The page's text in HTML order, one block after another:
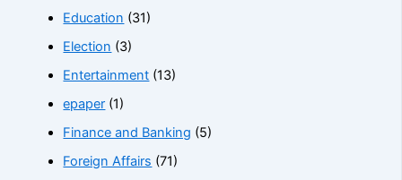
Education (31)
Election (3)
Entertainment (13)
epaper (1)
Finance and Banking (5)
Foreign Affairs (71)